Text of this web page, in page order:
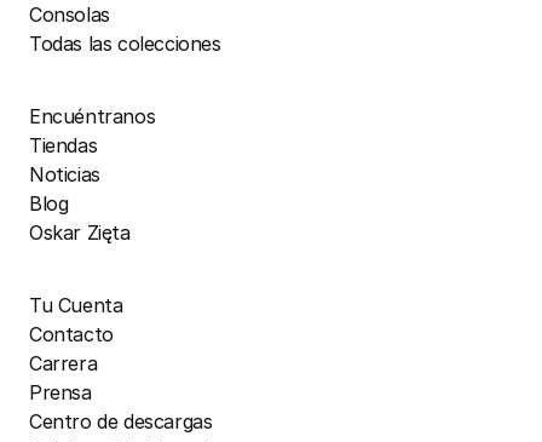
Consolas
Todas las colecciones
Encuéntranos
Tiendas
Noticias
Blog
Oskar Zięta
Tu Cuenta
Contacto
Carrera
Prensa
Centro de descargas